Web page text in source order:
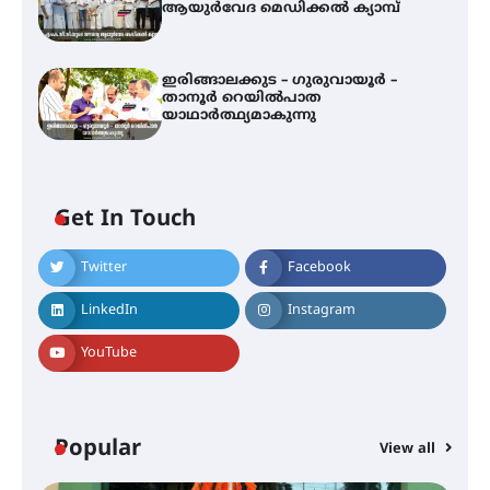
ആയുർവേദ മെഡിക്കൽ ക്യാമ്പ്
ഇരിങ്ങാലക്കുട – ഗുരുവായൂർ –
താനൂർ റെയിൽപാത
യാഥാർത്ഥ്യമാകുന്നു
Get In Touch
Twitter Facebook
LinkedIn Instagram
YouTube
Popular View all
അരങ്ങ് 2026-ന്
സാംസ്കാരികപ്പൊലിമയോടെ
സമാപനം